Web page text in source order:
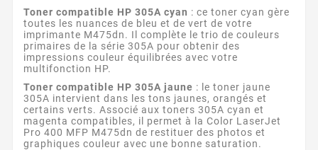
Toner compatible HP 305A cyan : ce toner cyan gère
toutes les nuances de bleu et de vert de votre
imprimante M475dn. Il complète le trio de couleurs
primaires de la série 305A pour obtenir des
impressions couleur équilibrées avec votre
multifonction HP.
Toner compatible HP 305A jaune : le toner jaune
305A intervient dans les tons jaunes, orangés et
certains verts. Associé aux toners 305A cyan et
magenta compatibles, il permet à la Color LaserJet
Pro 400 MFP M475dn de restituer des photos et
graphiques couleur avec une bonne saturation.